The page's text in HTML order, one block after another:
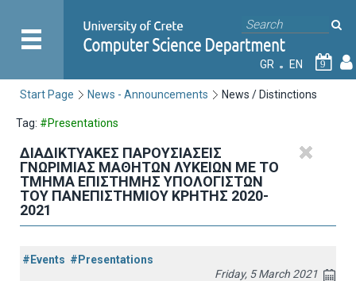
GR EN 9
Start Page News - Announcements News / Distinctions
Tag: #Presentations
ΔΙΑΔΙΚΤΥΑΚΕΣ ΠΑΡΟΥΣΙΑΣΕΙΣ
ΓΝΩΡΙΜΙΑΣ ΜΑΘΗΤΩΝ ΛΥΚΕΙΩΝ ΜΕ ΤΟ
ΤΜΗΜΑ ΕΠΙΣΤΗΜΗΣ ΥΠΟΛΟΓΙΣΤΩΝ
ΤΟΥ ΠΑΝΕΠΙΣΤΗΜΙΟΥ ΚΡΗΤΗΣ 2020-
2021
#Events #Presentations
Friday, 5 March 2021